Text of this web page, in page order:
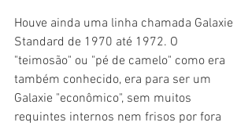
Houve ainda uma linha chamada Galaxie
Standard de 1970 até 1972. O
"teimosão" ou "pé de camelo" como era
também conhecido, era para ser um
Galaxie "econômico", sem muitos
requintes internos nem frisos por fora